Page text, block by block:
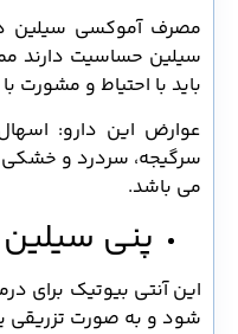
مصرف آموکسی سیلین در
سیلین حساسیت دارند
باید با احتیاط و مشورت با
عوارض این دارو: اسهال،
سرگیجه، سردرد و خشکی
می باشد.
پنی سیلین Penicillin
این آنتی بیوتیک برای
شود و به صورت تزریقی یا